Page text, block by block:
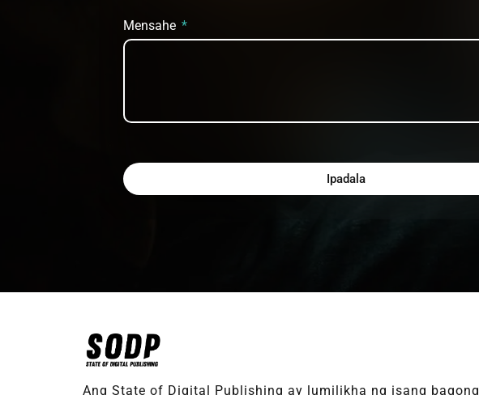
Mensahe
Ipadala
Ang State of Digital Publishing ay lumilikha ng isang bagong